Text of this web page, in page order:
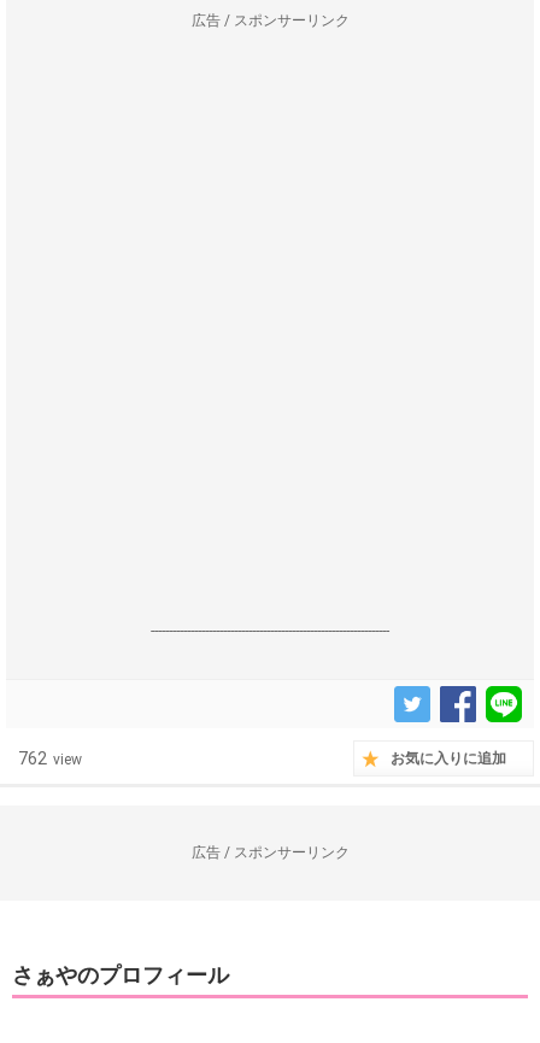
広告 / スポンサーリンク
------------------------------------------------------------------
762 view お気に入りに追加
広告 / スポンサーリンク
さぁやのプロフィール